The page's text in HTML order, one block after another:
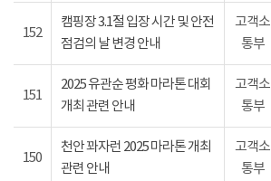
152
캠핑장 3.1절 입장 시간 및 안전
점검의 날 변경 안내
고객소
통부
151
2025 유관순 평화 마라톤 대회
개최 관련 안내
고객소
통부
150
천안 꽈자런 2025 마라톤 개최
관련 안내
고객소
통부